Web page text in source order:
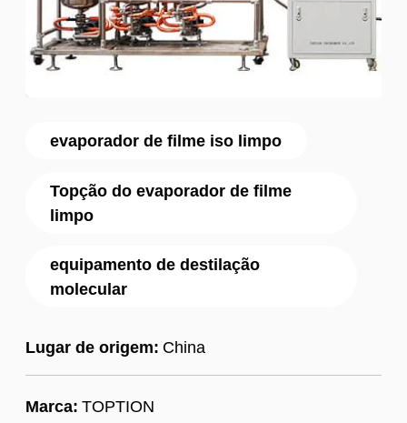
evaporador de filme iso limpo
Topção do evaporador de filme
limpo
equipamento de destilação
molecular
Lugar de origem: China
Marca: TOPTION